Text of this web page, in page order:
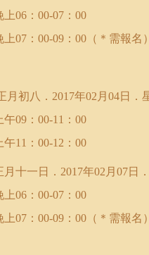
06 ： 00-07 ： 00
07 ： 00-09 ： 00 （＊需報名
月初八 ． 2017年02 月04日 ．
午09 ： 00-11 ： 00
午11 ： 00-12 ： 00
月十一日． 2017年02 月07日
06 ： 00-07 ： 00
07 ： 00-09 ： 00 （＊需報名